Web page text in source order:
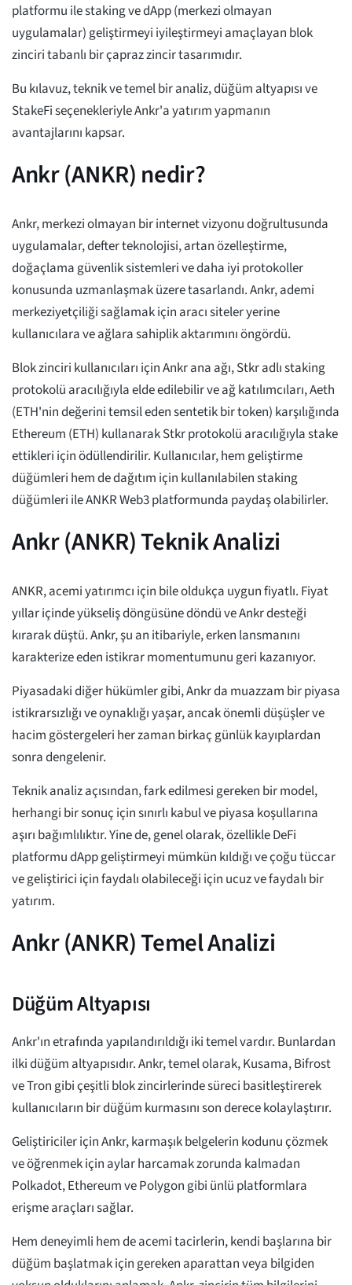
platformu ile staking ve dApp (merkezi olmayan
uygulamalar) geliştirmeyi iyileştirmeyi amaçlayan blok
zinciri tabanlı bir çapraz zincir tasarımıdır.
Bu kılavuz, teknik ve temel bir analiz, düğüm altyapısı ve
StakeFi seçenekleriyle Ankr'a yatırım yapmanın
avantajlarını kapsar.
Ankr (ANKR) nedir?
Ankr, merkezi olmayan bir internet vizyonu doğrultusunda
uygulamalar, defter teknolojisi, artan özelleştirme,
doğaçlama güvenlik sistemleri ve daha iyi protokoller
konusunda uzmanlaşmak üzere tasarlandı. Ankr, ademi
merkeziyetçiliği sağlamak için aracı siteler yerine
kullanıcılara ve ağlara sahiplik aktarımını öngördü.
Blok zinciri kullanıcıları için Ankr ana ağı, Stkr adlı staking
protokolü aracılığıyla elde edilebilir ve ağ katılımcıları, Aeth
(ETH'nin değerini temsil eden sentetik bir token) karşılığında
Ethereum (ETH) kullanarak Stkr protokolü aracılığıyla stake
ettikleri için ödüllendirilir. Kullanıcılar, hem geliştirme
düğümleri hem de dağıtım için kullanılabilen staking
düğümleri ile ANKR Web3 platformunda paydaş olabilirler.
Ankr (ANKR) Teknik Analizi
ANKR, acemi yatırımcı için bile oldukça uygun fiyatlı. Fiyat
yıllar içinde yükseliş döngüsüne döndü ve Ankr desteği
kırarak düştü. Ankr, şu an itibariyle, erken lansmanını
karakterize eden istikrar momentumunu geri kazanıyor.
Piyasadaki diğer hükümler gibi, Ankr da muazzam bir piyasa
istikrarsızlığı ve oynaklığı yaşar, ancak önemli düşüşler ve
hacim göstergeleri her zaman birkaç günlük kayıplardan
sonra dengelenir.
Teknik analiz açısından, fark edilmesi gereken bir model,
herhangi bir sonuç için sınırlı kabul ve piyasa koşullarına
aşırı bağımlılıktır. Yine de, genel olarak, özellikle DeFi
platformu dApp geliştirmeyi mümkün kıldığı ve çoğu tüccar
ve geliştirici için faydalı olabileceği için ucuz ve faydalı bir
yatırım.
Ankr (ANKR) Temel Analizi
Düğüm Altyapısı
Ankr'ın etrafında yapılandırıldığı iki temel vardır. Bunlardan
ilki düğüm altyapısıdır. Ankr, temel olarak, Kusama, Bifrost
ve Tron gibi çeşitli blok zincirlerinde süreci basitleştirerek
kullanıcıların bir düğüm kurmasını son derece kolaylaştırır.
Geliştiriciler için Ankr, karmaşık belgelerin kodunu çözmek
ve öğrenmek için aylar harcamak zorunda kalmadan
Polkadot, Ethereum ve Polygon gibi ünlü platformlara
erişme araçları sağlar.
Hem deneyimli hem de acemi tacirlerin, kendi başlarına bir
düğüm başlatmak için gereken aparattan veya bilgiden